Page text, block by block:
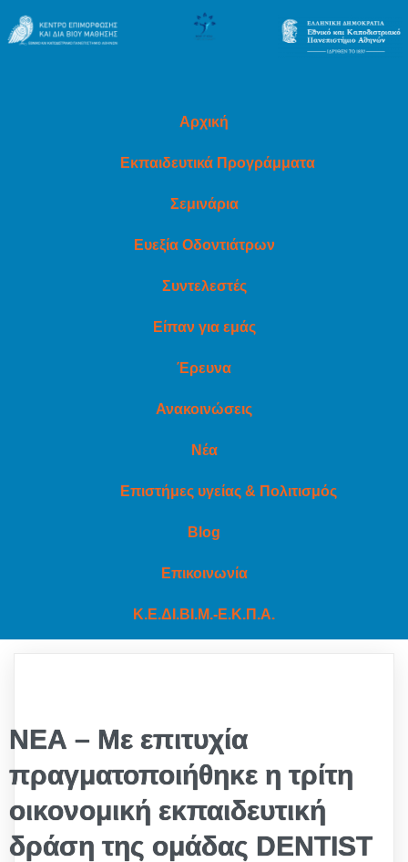
Αρχική
Εκπαιδευτικά Προγράμματα
Σεμινάρια
Ευεξία Οδοντιάτρων
Συντελεστές
Είπαν για εμάς
Έρευνα
Ανακοινώσεις
Νέα
Επιστήμες υγείας & Πολιτισμός
Blog
Επικοινωνία
Κ.Ε.ΔΙ.ΒΙ.Μ.-Ε.Κ.Π.Α.
ΝΕΑ – Με επιτυχία
πραγματοποιήθηκε η τρίτη
οικονομική εκπαιδευτική
δράση της ομάδας DENTIST